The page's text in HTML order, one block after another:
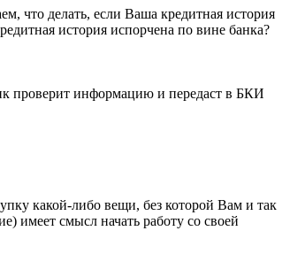
что делать, если Ваша кредитная история
история испорчена по вине банка?
проверит информацию и передаст в БКИ
какой-либо вещи, без которой Вам и так
имеет смысл начать работу со своей